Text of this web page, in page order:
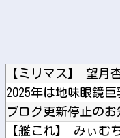
【ミリマス】 望月
2025年は地味眼鏡
ブログ更新停止のお
【艦これ】 みぃむ